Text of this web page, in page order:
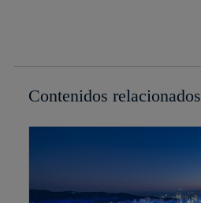
Contenidos relacionados